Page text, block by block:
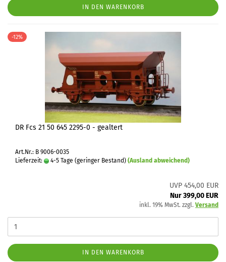
IN DEN WARENKORB
-12%
DR Fcs 21 50 645 2295-0 - gealtert
Art.Nr.: B 9006-0035
Lieferzeit:
4-5 Tage (geringer Bestand) (Ausland abweichend)
UVP 454,00 EUR
Nur 399,00 EUR
inkl. 19% MwSt. zzgl. Versand
IN DEN WARENKORB